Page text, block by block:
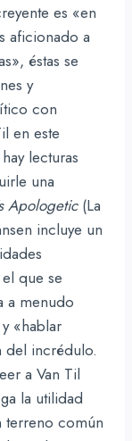
es «en
aficionado a
éstas se
y
con
en este
lecturas
una
Apologetic(La
incluye un
que se
a menudo
«hablar
del incrédulo.
a Van Til
la utilidad
terreno común